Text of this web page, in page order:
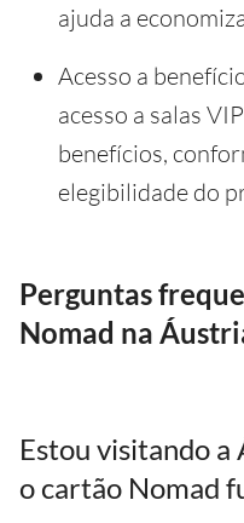
ajuda a
Acesso a
acesso a salas
benefícios,
elegibilidade do
Perguntas
Nomad na
Estou visitando
o cartão Nomad